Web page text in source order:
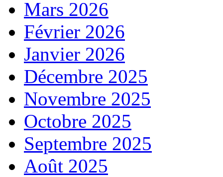
Mars 2026
Février 2026
Janvier 2026
Décembre 2025
Novembre 2025
Octobre 2025
Septembre 2025
Août 2025